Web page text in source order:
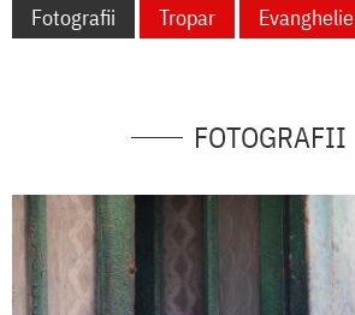
Fotografii
Tropar Evanghelie
FOTOGRAFII